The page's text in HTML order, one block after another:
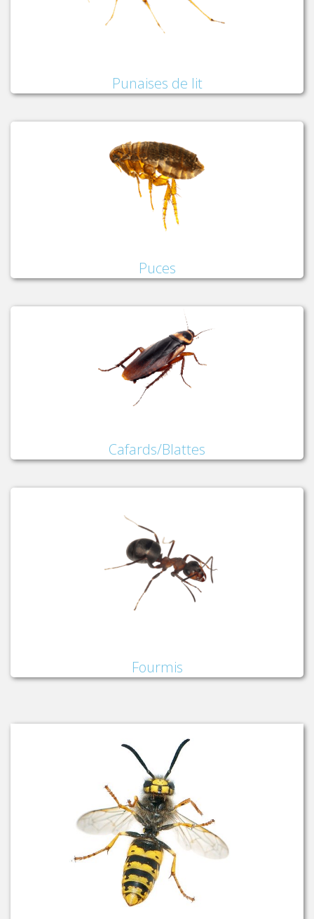
Punaises de lit
Puces
Cafards/Blattes
Fourmis